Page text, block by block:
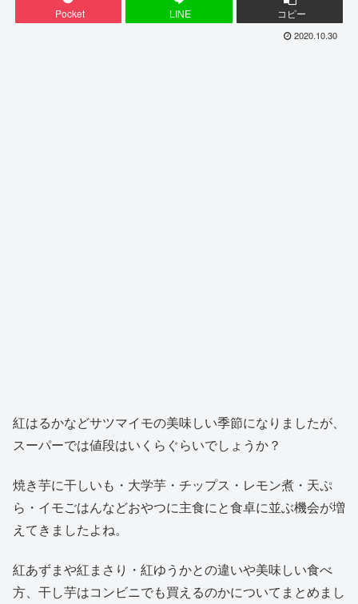
Pocket LINE コピー
2020.10.30
紅はるかなどサツマイモの美味しい季節になりましたが、
スーパーでは値段はいくらぐらいでしょうか？
焼き芋に干しいも・大学芋・チップス・レモン煮・天ぷ
ら・イモごはんなどおやつに主食にと食卓に並ぶ機会が増
えてきましたよね。
紅あずまや紅まさり・紅ゆうかとの違いや美味しい食べ
方、干し芋はコンビニでも買えるのかについてまとめまし